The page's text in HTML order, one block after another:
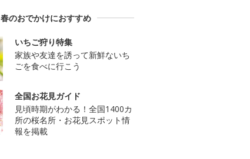
春のおでかけにおすすめ
いちご狩り特集
家族や友達を誘って新鮮ないち
ごを食べに行こう
全国お花見ガイド
見頃時期がわかる！全国1400カ
所の桜名所・お花見スポット情
報を掲載